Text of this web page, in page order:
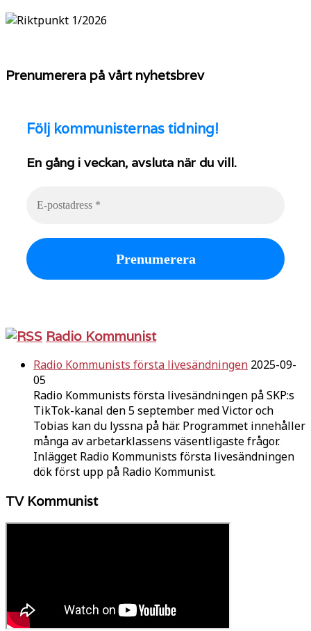
Prenumerera på vårt nyhetsbrev
Följ kommunisternas tidning!
En gång i veckan, avsluta när du vill.
Radio Kommunist
Radio Kommunists första livesändningen 2025-09-
05
Radio Kommunists första livesändningen på SKP:s
TikTok-kanal den 5 september med Victor och
Tobias kan du lyssna på här. Programmet innehåller
många av arbetarklassens väsentligaste frågor.
Inlägget Radio Kommunists första livesändningen
dök först upp på Radio Kommunist.
TV Kommunist